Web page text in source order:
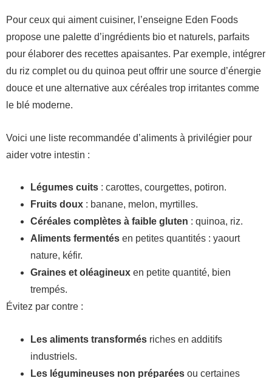
Pour ceux qui aiment cuisiner, l’enseigne Eden Foods
propose une palette d’ingrédients bio et naturels, parfaits
pour élaborer des recettes apaisantes. Par exemple, intégrer
du riz complet ou du quinoa peut offrir une source d’énergie
douce et une alternative aux céréales trop irritantes comme
le blé moderne.
Voici une liste recommandée d’aliments à privilégier pour
aider votre intestin :
Légumes cuits : carottes, courgettes, potiron.
Fruits doux : banane, melon, myrtilles.
Céréales complètes à faible gluten : quinoa, riz.
Aliments fermentés en petites quantités : yaourt
nature, kéfir.
Graines et oléagineux en petite quantité, bien
trempés.
Évitez par contre :
Les aliments transformés riches en additifs
industriels.
Les légumineuses non préparées ou certaines